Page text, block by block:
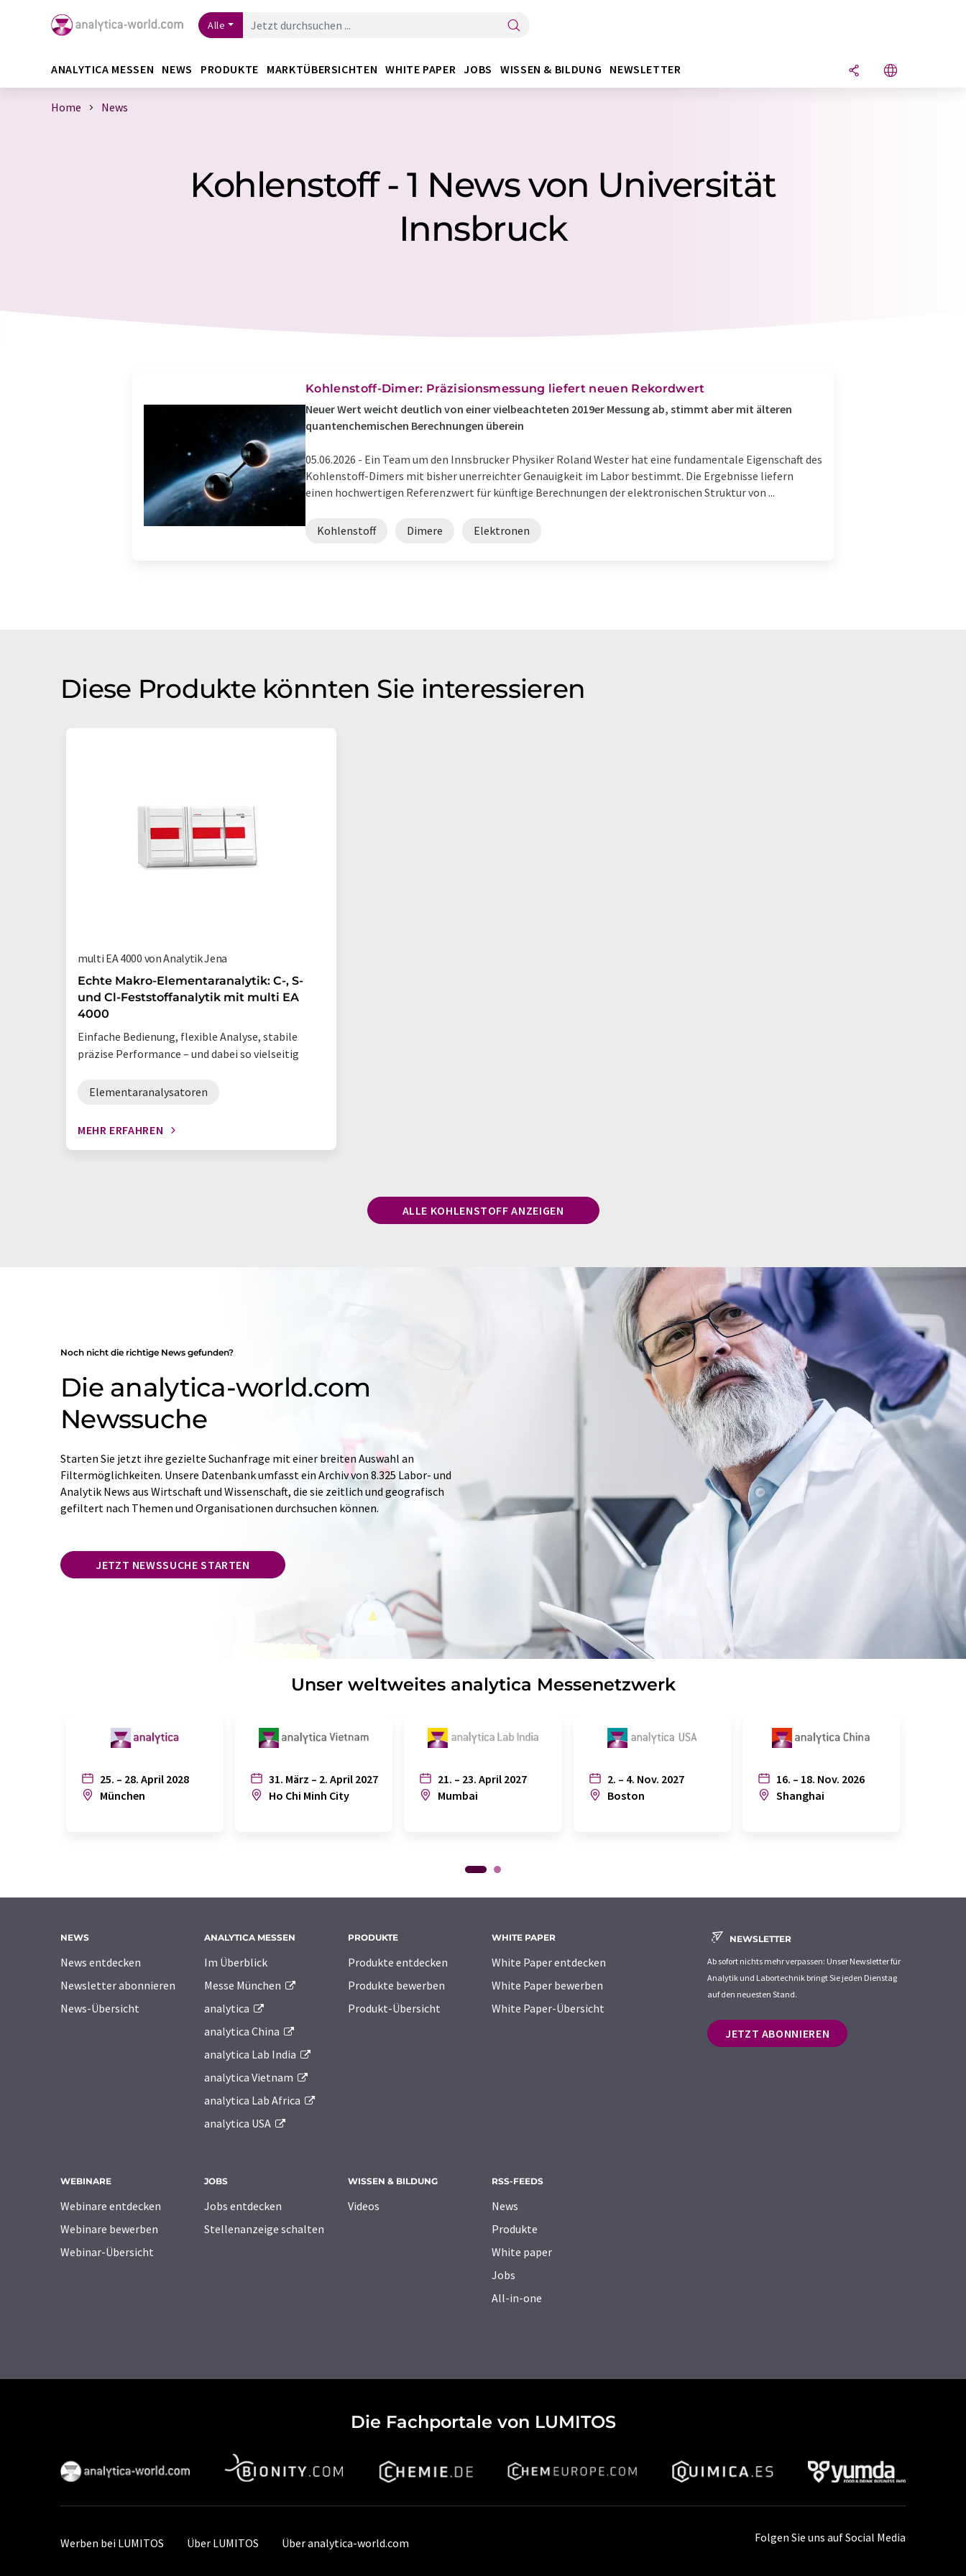
Alle
ANALYTICA MESSEN NEWS PRODUKTE MARKTÜBERSICHTEN WHITE PAPER JOBS WISSEN & BILDUNG NEWSLETTER
Home News
Kohlenstoff - 1 News von Universität
Innsbruck
Kohlenstoff-Dimer: Präzisionsmessung liefert neuen Rekordwert
Neuer Wert weicht deutlich von einer vielbeachteten 2019er Messung ab, stimmt aber mit älteren
quantenchemischen Berechnungen überein
05.06.2026 - Ein Team um den Inns­bru­cker Physiker Roland Wester hat eine funda­men­tale Eigen­schaft des
Kohlen­stoff-Dimers mit bisher uner­reichter Genau­ig­keit im Labor bestimmt. Die Ergeb­nisse liefern
einen hoch­wer­tigen Referenz­wert für künf­tige Berech­nungen der elek­tro­ni­schen Struktur von ...
Kohlenstoff Dimere Elektronen
Diese Produkte könnten Sie interessieren
multi EA 4000 von Analytik Jena
Echte Makro-Elementaranalytik: C-, S-
und Cl-Feststoffanalytik mit multi EA
4000
Einfache Bedienung, flexible Analyse, stabile
präzise Performance – und dabei so vielseitig
Elementaranalysatoren
MEHR ERFAHREN
ALLE KOHLENSTOFF ANZEIGEN
Noch nicht die richtige News gefunden?
Die analytica-world.com
Newssuche
Starten Sie jetzt ihre gezielte Suchanfrage mit einer breiten Auswahl an
Filtermöglichkeiten. Unsere Datenbank umfasst ein Archiv von 8.325 Labor- und
Analytik News aus Wirtschaft und Wissenschaft, die sie zeitlich und geografisch
gefiltert nach Themen und Organisationen durchsuchen können.
JETZT NEWSSUCHE STARTEN
Unser weltweites analytica Messenetzwerk
25. – 28. April 2028
München
31. März – 2. April 2027
Ho Chi Minh City
21. – 23. April 2027
Mumbai
2. – 4. Nov. 2027
Boston
16. – 18. Nov. 2026
Shanghai
NEWS
News entdecken
Newsletter abonnieren
News-Übersicht
ANALYTICA MESSEN
Im Überblick
Messe München
analytica
analytica China
analytica Lab India
analytica Vietnam
analytica Lab Africa
analytica USA
PRODUKTE
Produkte entdecken
Produkte bewerben
Produkt-Übersicht
WHITE PAPER
White Paper entdecken
White Paper bewerben
White Paper-Übersicht
WEBINARE
Webinare entdecken
Webinare bewerben
Webinar-Übersicht
JOBS
Jobs entdecken
Stellenanzeige schalten
WISSEN & BILDUNG
Videos
RSS-FEEDS
News
Produkte
White paper
Jobs
All-in-one
NEWSLETTER
Ab sofort nichts mehr verpassen: Unser Newsletter für
Analytik und Labortechnik bringt Sie jeden Dienstag
auf den neuesten Stand.
JETZT ABONNIEREN
Die Fachportale von LUMITOS
Werben bei LUMITOS Über LUMITOS Über analytica-world.com Folgen Sie uns auf Social Media